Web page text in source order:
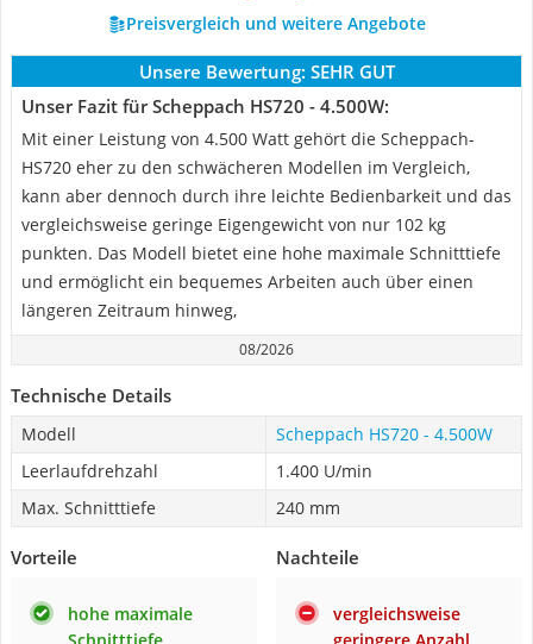
Preisvergleich und weitere Angebote
Unsere Bewertung: SEHR GUT
Unser Fazit für Scheppach HS720 - 4.500W:
Mit einer Leistung von 4.500 Watt gehört die Scheppach-
HS720 eher zu den schwächeren Modellen im Vergleich,
kann aber dennoch durch ihre leichte Bedienbarkeit und das
vergleichsweise geringe Eigengewicht von nur 102 kg
punkten. Das Modell bietet eine hohe maximale Schnitttiefe
und ermöglicht ein bequemes Arbeiten auch über einen
längeren Zeitraum hinweg,
08/2026
Technische Details
Modell
Scheppach HS720 - 4.500W
Leerlaufdrehzahl
1.400 U/min
Max. Schnitttiefe
240 mm
Vorteile
hohe maximale
Nachteile
vergleichsweise